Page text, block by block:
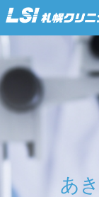
β
最新の診断用放射
あ